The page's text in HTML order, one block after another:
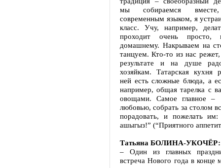
мы собираемся
современным языком, я
класс. Учу, например,
проходит очень
домашнему. Накрываем на
танцуем. Кто-то из нас
результате и на душе
хозяйкам. Татарская кухня
ней есть сложные блюда, а
например, общая тарелка с
овощами. Самое главное –
любовью, собрать за столом
порадовать, и пожелать
ашыгыз!” (“Приятного
Татьяна БОЛИНА-УКОЧЁР:
– Один из главных
встреча Нового года в конце